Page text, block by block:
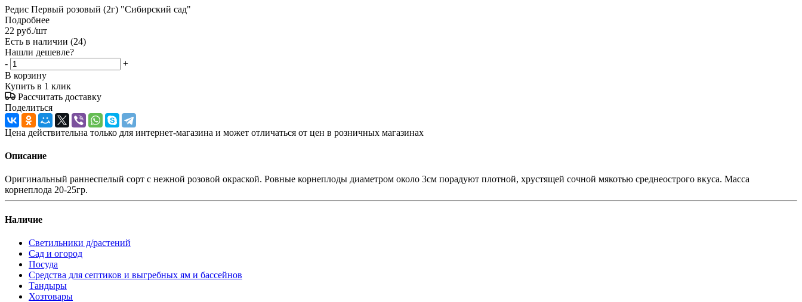
Редис Первый розовый (2г) "Сибирский сад"
Подробнее
22 руб./шт
Есть в наличии (24)
Нашли дешевле?
-
+
В корзину
Купить в 1 клик
Рассчитать доставку
Поделиться
Цена действительна только для интернет-магазина и может отличаться от цен в розничных магазинах
Описание
Оригинальный раннеспелый сорт с нежной розовой окраской. Ровные корнеплоды диаметром около 3см порадуют плотной, хрустящей сочной мякотью среднеострого вкуса. Масса
корнеплода 20-25гр.
Наличие
Светильники д/растений
Сад и огород
Посуда
Средства для септиков и выгребных ям и бассейнов
Тандыры
Хозтовары